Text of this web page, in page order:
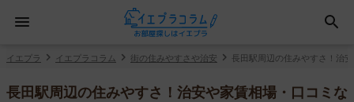
イエプラ イエプラコラム 街の住みやすさや治安 長田駅周辺の住みやすさ！治
長田駅周辺の住みやすさ！治安や家賃相場・口コミな